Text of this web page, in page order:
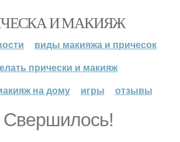
И МАКИЯЖ
виды макияжа и причесок
прически и макияж
на дому
игры отзывы
Свершилось!